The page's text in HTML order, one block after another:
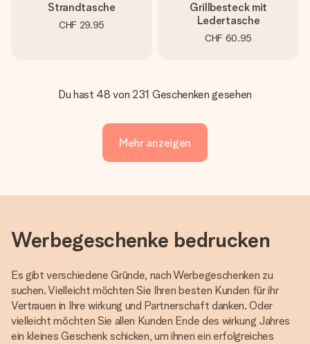
Strandtasche
CHF 29.95
Grillbesteck mit
Ledertasche
CHF 60.95
Du hast 48 von 231 Geschenken gesehen
Mehr anzeigen
Werbegeschenke bedrucken
Es gibt verschiedene Gründe, nach Werbegeschenken zu
suchen. Vielleicht möchten Sie Ihren besten Kunden für ihr
Vertrauen in Ihre wirkung und Partnerschaft danken. Oder
vielleicht möchten Sie allen Kunden Ende des wirkung Jahres
ein kleines Geschenk schicken, um ihnen ein erfolgreiches